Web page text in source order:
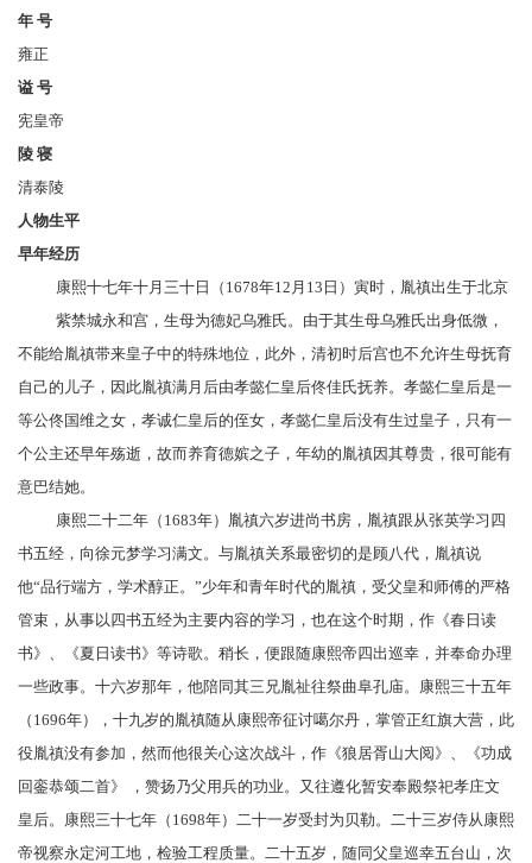
年 号
雍正
谥 号
宪皇帝
陵 寝
清泰陵
人物生平
早年经历
康熙十七年十月三十日（1678年12月13日）寅时，胤禛出生于北京
紫禁城永和宫 ，生母为德妃乌雅氏 。由于其生母乌雅氏出身低微，
不能给胤禛带来皇子中的特殊地位，此外，清初时后宫也不允许生母抚育
自己的儿子，因此胤禛满月后由孝懿仁皇后佟佳氏抚养。孝懿仁皇后是一
等公佟国维之女， 孝诚仁皇后的侄女，孝懿仁皇后没有生过皇子，只有一
个公主还早年殇逝，故而养育德嫔之子，年幼的胤禛因其尊贵，很可能有
意巴结她。
康熙二十二年（1683年）胤禛六岁进尚书房 ，胤禛跟从张英学习四
书五经，向徐元梦学习满文。与胤禛关系最密切的是顾八代 ，胤禛说
他“品行端方，学术醇正。”少年和青年时代的胤禛，受父皇和师傅的严格
管束，从事以四书五经为主要内容的学习，也在这个时期，作《春日读
书》、《夏日读书》等诗歌。稍长，便跟随康熙帝四出巡幸 ，并奉命办理
一些政事。十六岁那年，他陪同其三兄胤祉往祭曲阜孔庙。康熙三十五年
（1696年），十九岁的胤禛随从康熙帝征讨噶尔丹 ，掌管正红旗大营，此
役胤禛没有参加，然而他很关心这次战斗，作《狼居胥山大阅》、《功成
回銮恭颂二首》 ，赞扬乃父用兵的功业。又往遵化暂安奉殿祭祀孝庄文
皇后。康熙三十七年（1698年）二十一岁受封为 贝勒 。二十三岁侍从康熙
帝视察永定河工地，检验工程质量。二十五岁，随同父皇巡幸五台山 ，次